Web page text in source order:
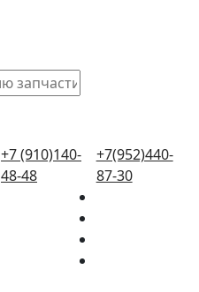
+7 (910)140-
48-48
+7(952)440-
87-30